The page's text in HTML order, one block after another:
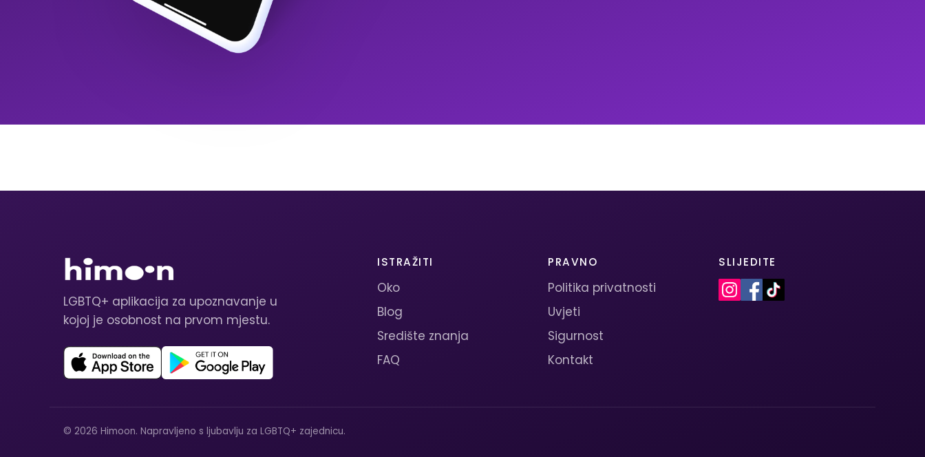
LGBTQ+ aplikacija za upoznavanje u
kojoj je osobnost na prvom mjestu.
ISTRAŽITI
Oko
Blog
Središte znanja
FAQ
PRAVNO
Politika privatnosti
Uvjeti
Sigurnost
Kontakt
SLIJEDITE
© 2026 Himoon. Napravljeno s ljubavlju za LGBTQ+ zajednicu.